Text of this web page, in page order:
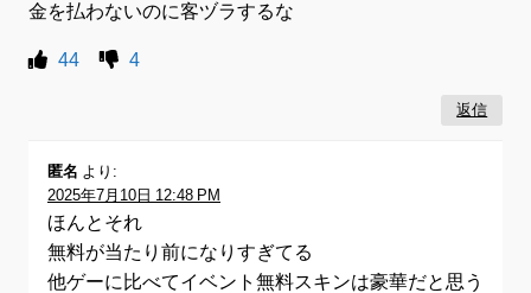
金を払わないのに客ヅラするな
44 4
返信
匿名 より:
2025年7月10日 12:48 PM
ほんとそれ
無料が当たり前になりすぎてる
他ゲーに比べてイベント無料スキンは豪華だと思う